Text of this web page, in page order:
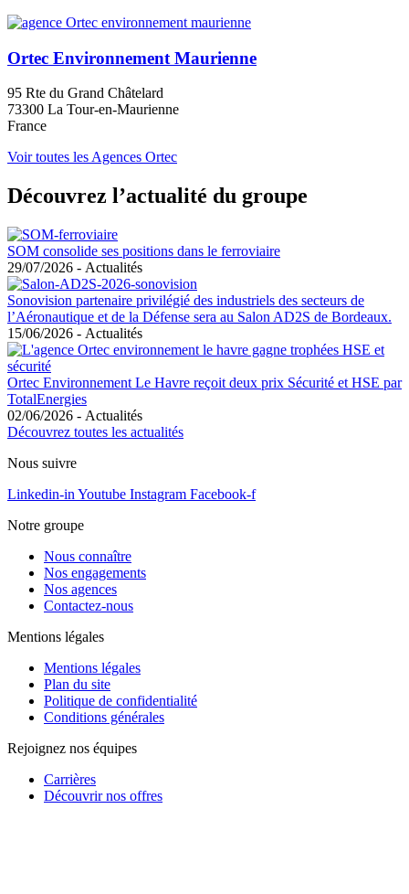
Ortec Environnement Maurienne
95 Rte du Grand Châtelard
73300 La Tour-en-Maurienne
France
Voir toutes les Agences Ortec
Découvrez l’actualité du groupe
SOM consolide ses positions dans le ferroviaire
29/07/2026 - Actualités
Sonovision partenaire privilégié des industriels des secteurs de
l’Aéronautique et de la Défense sera au Salon AD2S de Bordeaux.
15/06/2026 - Actualités
Ortec Environnement Le Havre reçoit deux prix Sécurité et HSE par
TotalEnergies
02/06/2026 - Actualités
Découvrez toutes les actualités
Nous suivre
Linkedin-in Youtube Instagram Facebook-f
Notre groupe
Nous connaître
Nos engagements
Nos agences
Contactez-nous
Mentions légales
Mentions légales
Plan du site
Politique de confidentialité
Conditions générales
Rejoignez nos équipes
Carrières
Découvrir nos offres